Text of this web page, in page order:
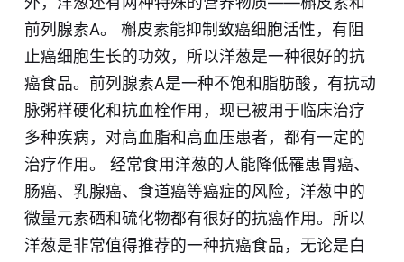
前列腺素A。 槲皮素能抑制致癌细胞活性，有阻
止癌细胞生长的功效，所以洋葱是一种很好的抗
癌食品。前列腺素A是一种不饱和脂肪酸，有抗动
脉粥样硬化和抗血栓作用，现已被用于临床治疗
多种疾病，对高血脂和高血压患者，都有一定的
治疗作用。 经常食用洋葱的人能降低罹患胃癌、
肠癌、乳腺癌、食道癌等癌症的风险，洋葱中的
微量元素硒和硫化物都有很好的抗癌作用。所以
洋葱是非常值得推荐的一种抗癌食品，无论是白